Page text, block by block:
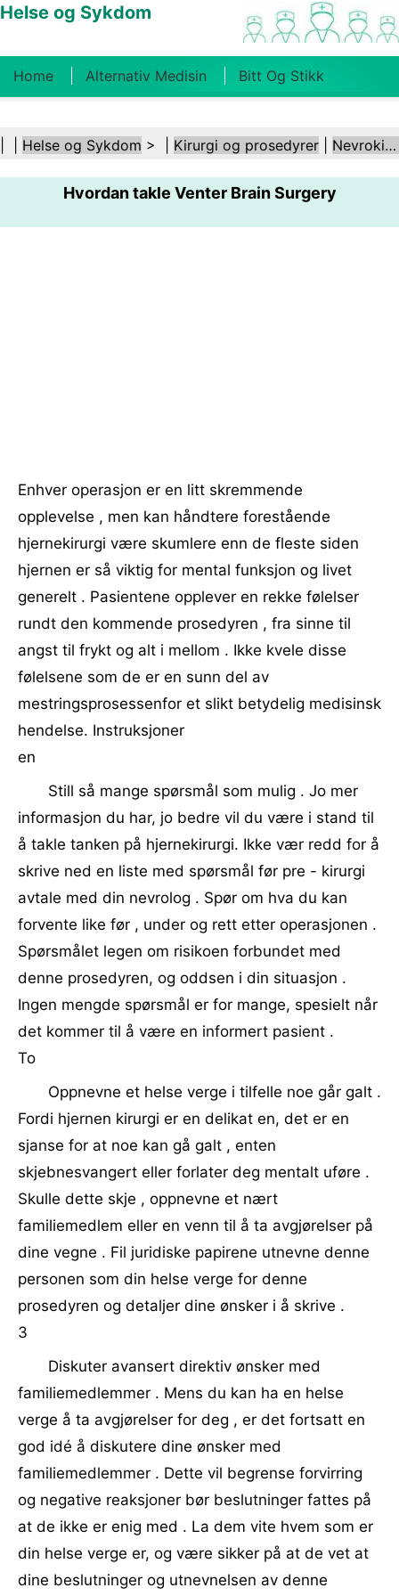
Helse og Sykdom
Home Alternativ Medisin Bitt Og Stikk
Kosthold Og Ernæring Familiehelse
Helsebransjen Psykisk Helse Folkehelse Og
Sikkerhet Kirurgi Og Prosedyrer Helse
Helse og Sykdom > | Kirurgi og prosedyrer Nevrokirurgi
Hvordan takle Venter Brain Surgery
Enhver operasjon er en litt skremmende
opplevelse , men kan håndtere forestående
hjernekirurgi være skumlere enn de fleste siden
hjernen er så viktig for mental funksjon og livet
generelt . Pasientene opplever en rekke følelser
rundt den kommende prosedyren , fra sinne til
angst til frykt og alt i mellom . Ikke kvele disse
følelsene som de er en sunn del av
mestringsprosessenfor et slikt betydelig medisinsk
hendelse. Instruksjoner
en
Still så mange spørsmål som mulig . Jo mer
informasjon du har, jo bedre vil du være i stand til
å takle tanken på hjernekirurgi. Ikke vær redd for å
skrive ned en liste med spørsmål før pre - kirurgi
avtale med din nevrolog . Spør om hva du kan
forvente like før , under og rett etter operasjonen .
Spørsmålet legen om risikoen forbundet med
denne prosedyren, og oddsen i din situasjon .
Ingen mengde spørsmål er for mange, spesielt når
det kommer til å være en informert pasient .
To
Oppnevne et helse verge i tilfelle noe går galt .
Fordi hjernen kirurgi er en delikat en, det er en
sjanse for at noe kan gå galt , enten
skjebnesvangert eller forlater deg mentalt uføre ​​.
Skulle dette skje , oppnevne et nært
familiemedlem eller en venn til å ta avgjørelser på
dine vegne . Fil juridiske papirene utnevne denne
personen som din helse verge for denne
prosedyren og detaljer dine ønsker i å skrive .
3
Diskuter avansert direktiv ønsker med
familiemedlemmer . Mens du kan ha en helse
verge å ta avgjørelser for deg , er det fortsatt en
god idé å diskutere dine ønsker med
familiemedlemmer . Dette vil begrense forvirring
og negative reaksjoner bør beslutninger fattes på
at de ikke er enig med . La dem vite hvem som er
din helse verge er, og være sikker på at de vet at
dine beslutninger og utnevnelsen av denne